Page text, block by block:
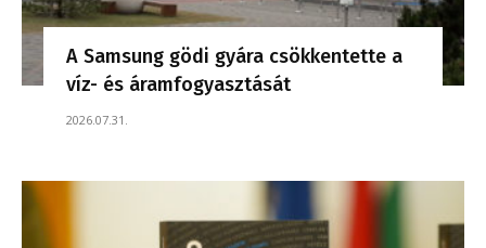
A Samsung gödi gyára csökkentette a
víz- és áramfogyasztását
2026.07.31.